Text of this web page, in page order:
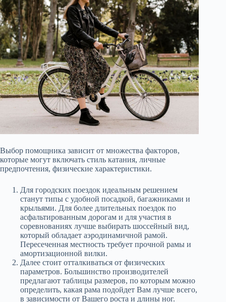
Выбор помощника зависит от множества факторов,
которые могут включать стиль катания, личные
предпочтения, физические характеристики.
Для городских поездок идеальным решением
станут типы с удобной посадкой, багажниками и
крыльями. Для более длительных поездок по
асфальтированным дорогам и для участия в
соревнованиях лучше выбирать шоссейный вид,
который обладает аэродинамичной рамой.
Пересеченная местность требует прочной рамы и
амортизационной вилки.
Далее стоит отталкиваться от физических
параметров. Большинство производителей
предлагают таблицы размеров, по которым можно
определить, какая рама подойдет Вам лучше всего,
в зависимости от Вашего роста и длины ног.